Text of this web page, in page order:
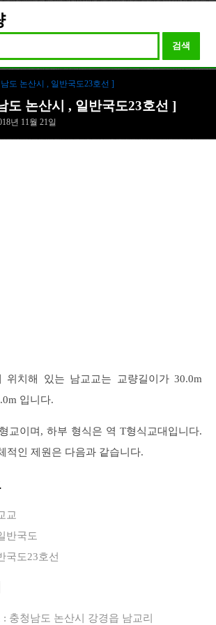
검색
도 논산시 , 일반국도23호선 ]
도 논산시 , 일반국도23호선 ]
년 11월 21일
위치해 있는 남교교는 교량길이가 30.0m
입니다.
교이며, 하부 형식은 역 T형식교대입니다.
적인 제원은 다음과 같습니다.
교
반국도
국도23호선
: 충청남도 논산시 강경읍 남교리